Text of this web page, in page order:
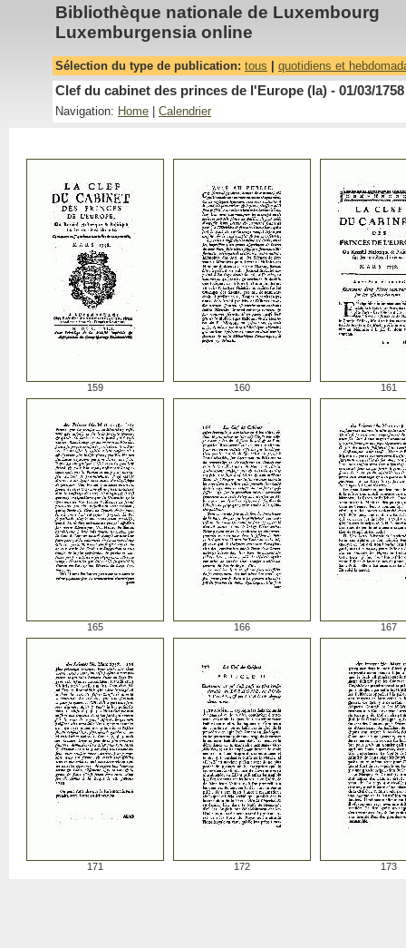
Bibliothèque nationale de Luxembourg
Luxemburgensia online
Sélection du type de publication: tous quotidiens et
Clef du cabinet des princes de l'Europe (la) - 01/03/1758
Navigation: Home Calendrier
159 160 161
165 166 167
171 172 173